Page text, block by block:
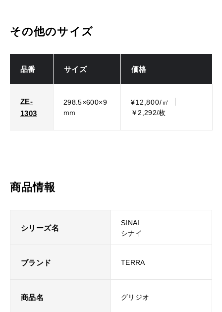
その他のサイズ
品番 サイズ 価格
ZE-
1303
298.5×600×9
mm
¥12,800/㎡
￥2,292/枚
商品情報
シリーズ名
SINAI
シナイ
ブランド TERRA
商品名 グリジオ